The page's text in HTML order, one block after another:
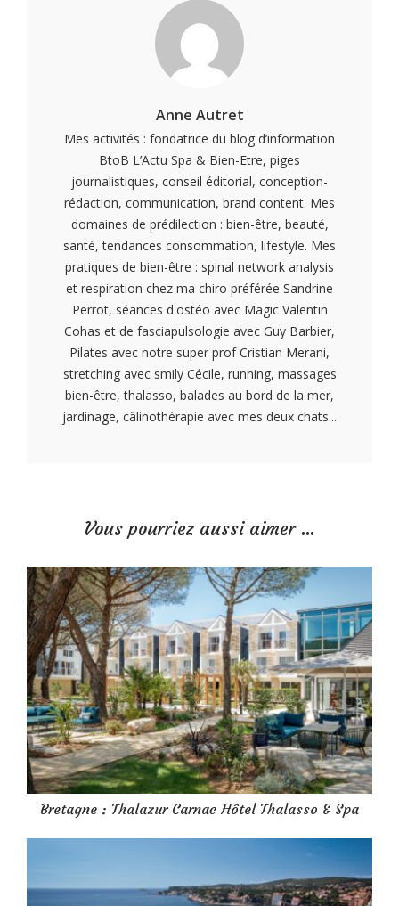
Anne Autret
Mes activités : fondatrice du blog d’information
BtoB L’Actu Spa & Bien-Etre, piges
journalistiques, conseil éditorial, conception-
rédaction, communication, brand content. Mes
domaines de prédilection : bien-être, beauté,
santé, tendances consommation, lifestyle. Mes
pratiques de bien-être : spinal network analysis
et respiration chez ma chiro préférée Sandrine
Perrot, séances d'ostéo avec Magic Valentin
Cohas et de fasciapulsologie avec Guy Barbier,
Pilates avec notre super prof Cristian Merani,
stretching avec smily Cécile, running, massages
bien-être, thalasso, balades au bord de la mer,
jardinage, câlinothérapie avec mes deux chats...
Vous pourriez aussi aimer …
Bretagne : Thalazur Carnac Hôtel Thalasso & Spa